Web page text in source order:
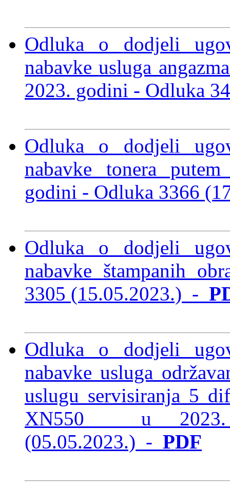
Odluka o dodjeli
nabavkeusluga
2023. godini - Odluka
Odluka o dodjeli
nabavke tonera
godini - Odluka 3366
Odluka o dodjeli
nabavke štampanih
3305 (15.05.2023.) -
Odluka o dodjeli
nabavke usluga
uslugu servisiranja 5
XN550 u
(05.05.2023.) - PDF